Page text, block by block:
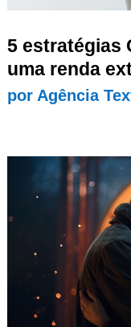
5 estratégias
uma renda
por Agência